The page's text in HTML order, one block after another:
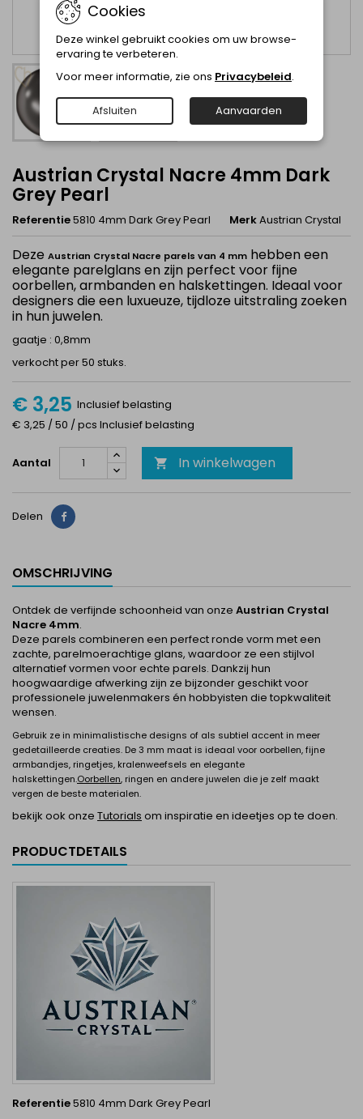
Austrian Crystal Nacre 4mm Dark
Grey Pearl
Referentie5810 4mm Dark Grey Pearl MerkAustrian Crystal
Deze Austrian Crystal Nacre parels van 4 mm hebben een
elegante parelglans en zijn perfect voor fijne
oorbellen, armbanden en halskettingen. Ideaal voor
designers die een luxueuze, tijdloze uitstraling zoeken
in hun juwelen.
gaatje : 0,8mm
verkocht per 50 stuks.
€ 3,25 Inclusief belasting
€ 3,25 / 50 / pcs Inclusief belasting
Aantal  In winkelwagen
Delen Delen
OMSCHRIJVING
Ontdek de verfijnde schoonheid van onze Austrian Crystal
Nacre 4mm.
Deze parels combineren een perfect ronde vorm met een
zachte, parelmoerachtige glans, waardoor ze een stijlvol
alternatief vormen voor echte parels. Dankzij hun
hoogwaardige afwerking zijn ze bijzonder geschikt voor
professionele juwelenmakers én hobbyisten die topkwaliteit
wensen.
Gebruik ze in minimalistische designs of als subtiel accent in meer
gedetailleerde creaties. De 3 mm maat is ideaal voor oorbellen, fijne
armbandjes, ringetjes, kralenweefsels en elegante
halskettingen.Oorbellen, ringen en andere juwelen die je zelf maakt
vergen de beste materialen.
bekijk ook onze Tutorials om inspiratie en ideetjes op te doen.
PRODUCTDETAILS
Referentie5810 4mm Dark Grey Pearl
Cookies
Deze winkel gebruikt cookies om uw browse-
ervaring te verbeteren.
Voor meer informatie, zie ons Privacybeleid.
Afsluiten Aanvaarden